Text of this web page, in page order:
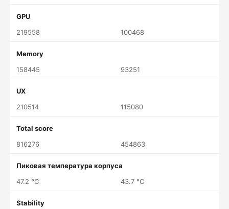
GPU
219558
100468
Memory
158445
93251
UX
210514
115080
Total score
816276
454863
Пиковая температура корпуса
47.2 °C
43.7 °C
Stability